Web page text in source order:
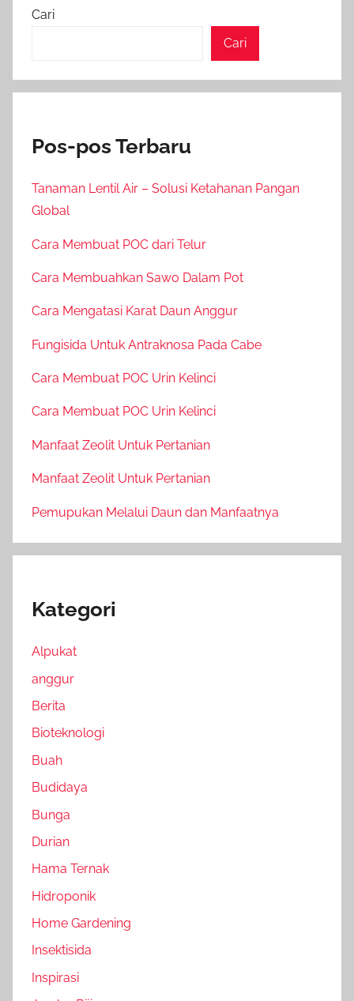
Cari
Cari
Pos-pos Terbaru
Tanaman Lentil Air – Solusi Ketahanan Pangan
Global
Cara Membuat POC dari Telur
Cara Membuahkan Sawo Dalam Pot
Cara Mengatasi Karat Daun Anggur
Fungisida Untuk Antraknosa Pada Cabe
Cara Membuat POC Urin Kelinci
Cara Membuat POC Urin Kelinci
Manfaat Zeolit Untuk Pertanian
Manfaat Zeolit Untuk Pertanian
Pemupukan Melalui Daun dan Manfaatnya
Kategori
Alpukat
anggur
Berita
Bioteknologi
Buah
Budidaya
Bunga
Durian
Hama Ternak
Hidroponik
Home Gardening
Insektisida
Inspirasi